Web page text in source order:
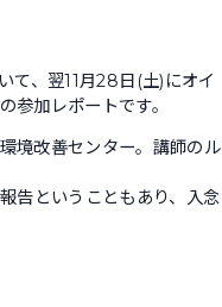
て、翌11月28日(土)にオイ
参加レポートです。
境改善センター。講師のル
告ということもあり、入念